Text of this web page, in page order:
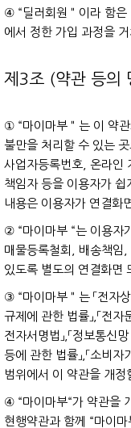
④ “딜러회원＂이라 함은
에서 정한 가입 과정을
제3조 (약관 등의
① “마이마부＂는 이 약
불만을 처리할 수 있는
사업자등록번호, 온라인
책임자 등을 이용자가
내용은 이용자가 연결화
② “마이마부 “는 이용자
매물등록철회, 배송책임
있도록 별도의 연결화면
③ “마이마부＂는 「전자
규제에 관한 법률」,「전
전자서명법」,「정보통신
등에 관한 법률」,「소비자
범위에서 이 약관을 개정
④ “마이마부“가 약관을
현행약관과 함께 “마이